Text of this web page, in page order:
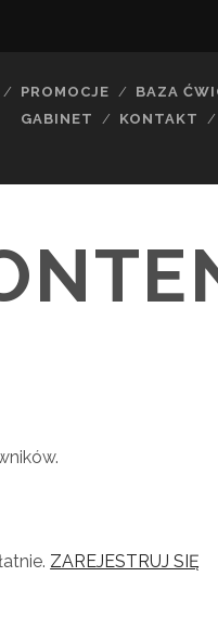
PROMOCJE BAZA
GABINET
KONTAKT
ZAREJESTRUJ SIĘ